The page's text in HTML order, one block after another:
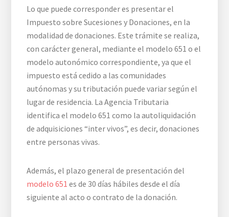
Lo que puede corresponder es presentar el
Impuesto sobre Sucesiones y Donaciones, en la
modalidad de donaciones. Este trámite se realiza,
con carácter general, mediante el modelo 651 o el
modelo autonómico correspondiente, ya que el
impuesto está cedido a las comunidades
autónomas y su tributación puede variar según el
lugar de residencia. La Agencia Tributaria
identifica el modelo 651 como la autoliquidación
de adquisiciones “inter vivos”, es decir, donaciones
entre personas vivas.
Además, el plazo general de presentación del
modelo 651 es de 30 días hábiles desde el día
siguiente al acto o contrato de la donación.